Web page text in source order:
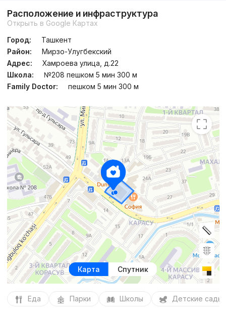
Расположение и инфраструктура
Открыть в Google Картах
Город:
Ташкент
Район:
Мирзо-Улугбекский
Адрес:
Хамроева улица, д.22
Школа:
№208 пешком 5 мин 300 м
Family Doctor:
пешком 5 мин 300 м
Карта Спутник
Еда Парки Школы Детские сады